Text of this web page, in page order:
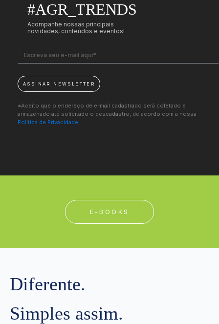
#AGR_TRENDS
Acompanhe nossas principais
novidades, conteúdos e eventos!
ASSINAR NEWSLETTER
*Aceito que o endereço de e-mail cadastrado será coletado e
armazenado até solicitado o descadastro, de acordo com a nossa
Política de Privacidade.
E-BOOKS
Diferente.
Simples assim.